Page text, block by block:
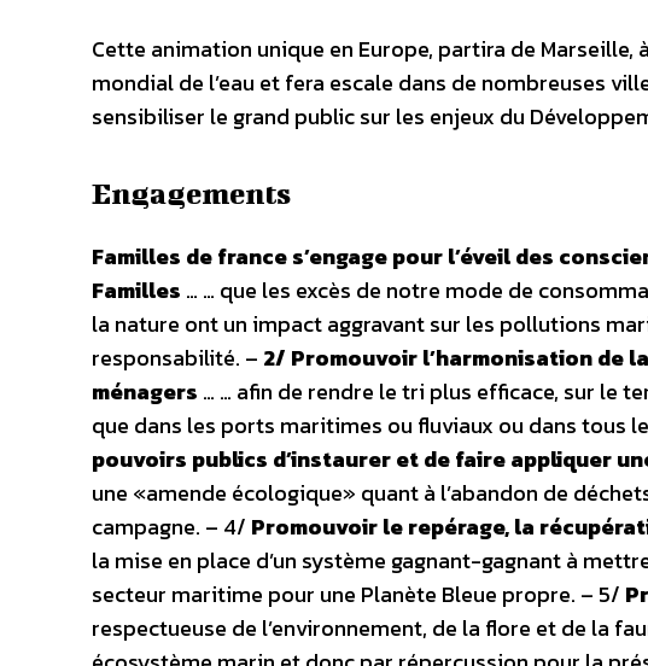
Cette animation unique en Europe, partira de Marseille,
mondial de l’eau et fera escale dans de nombreuses
sensibiliser le grand public sur les enjeux du
Engagements
Familles de france s’engage pour l’éveil des
Familles … … que les excès de notre mode de
la nature ont un impact aggravant sur les pollutions
responsabilité. – 2/ Promouvoir l’harmonisation de
ménagers … … afin de rendre le tri plus efficace, sur le
que dans les ports maritimes ou fluviaux ou dans tous
pouvoirs publics d’instaurer et de faire appliquer
une «amende écologique» quant à l’abandon de
campagne. – 4/ Promouvoir le repérage, la
la mise en place d’un système gagnant-gagnant à
secteur maritime pour une Planète Bleue propre. – 5/
respectueuse de l’environnement, de la flore et de la